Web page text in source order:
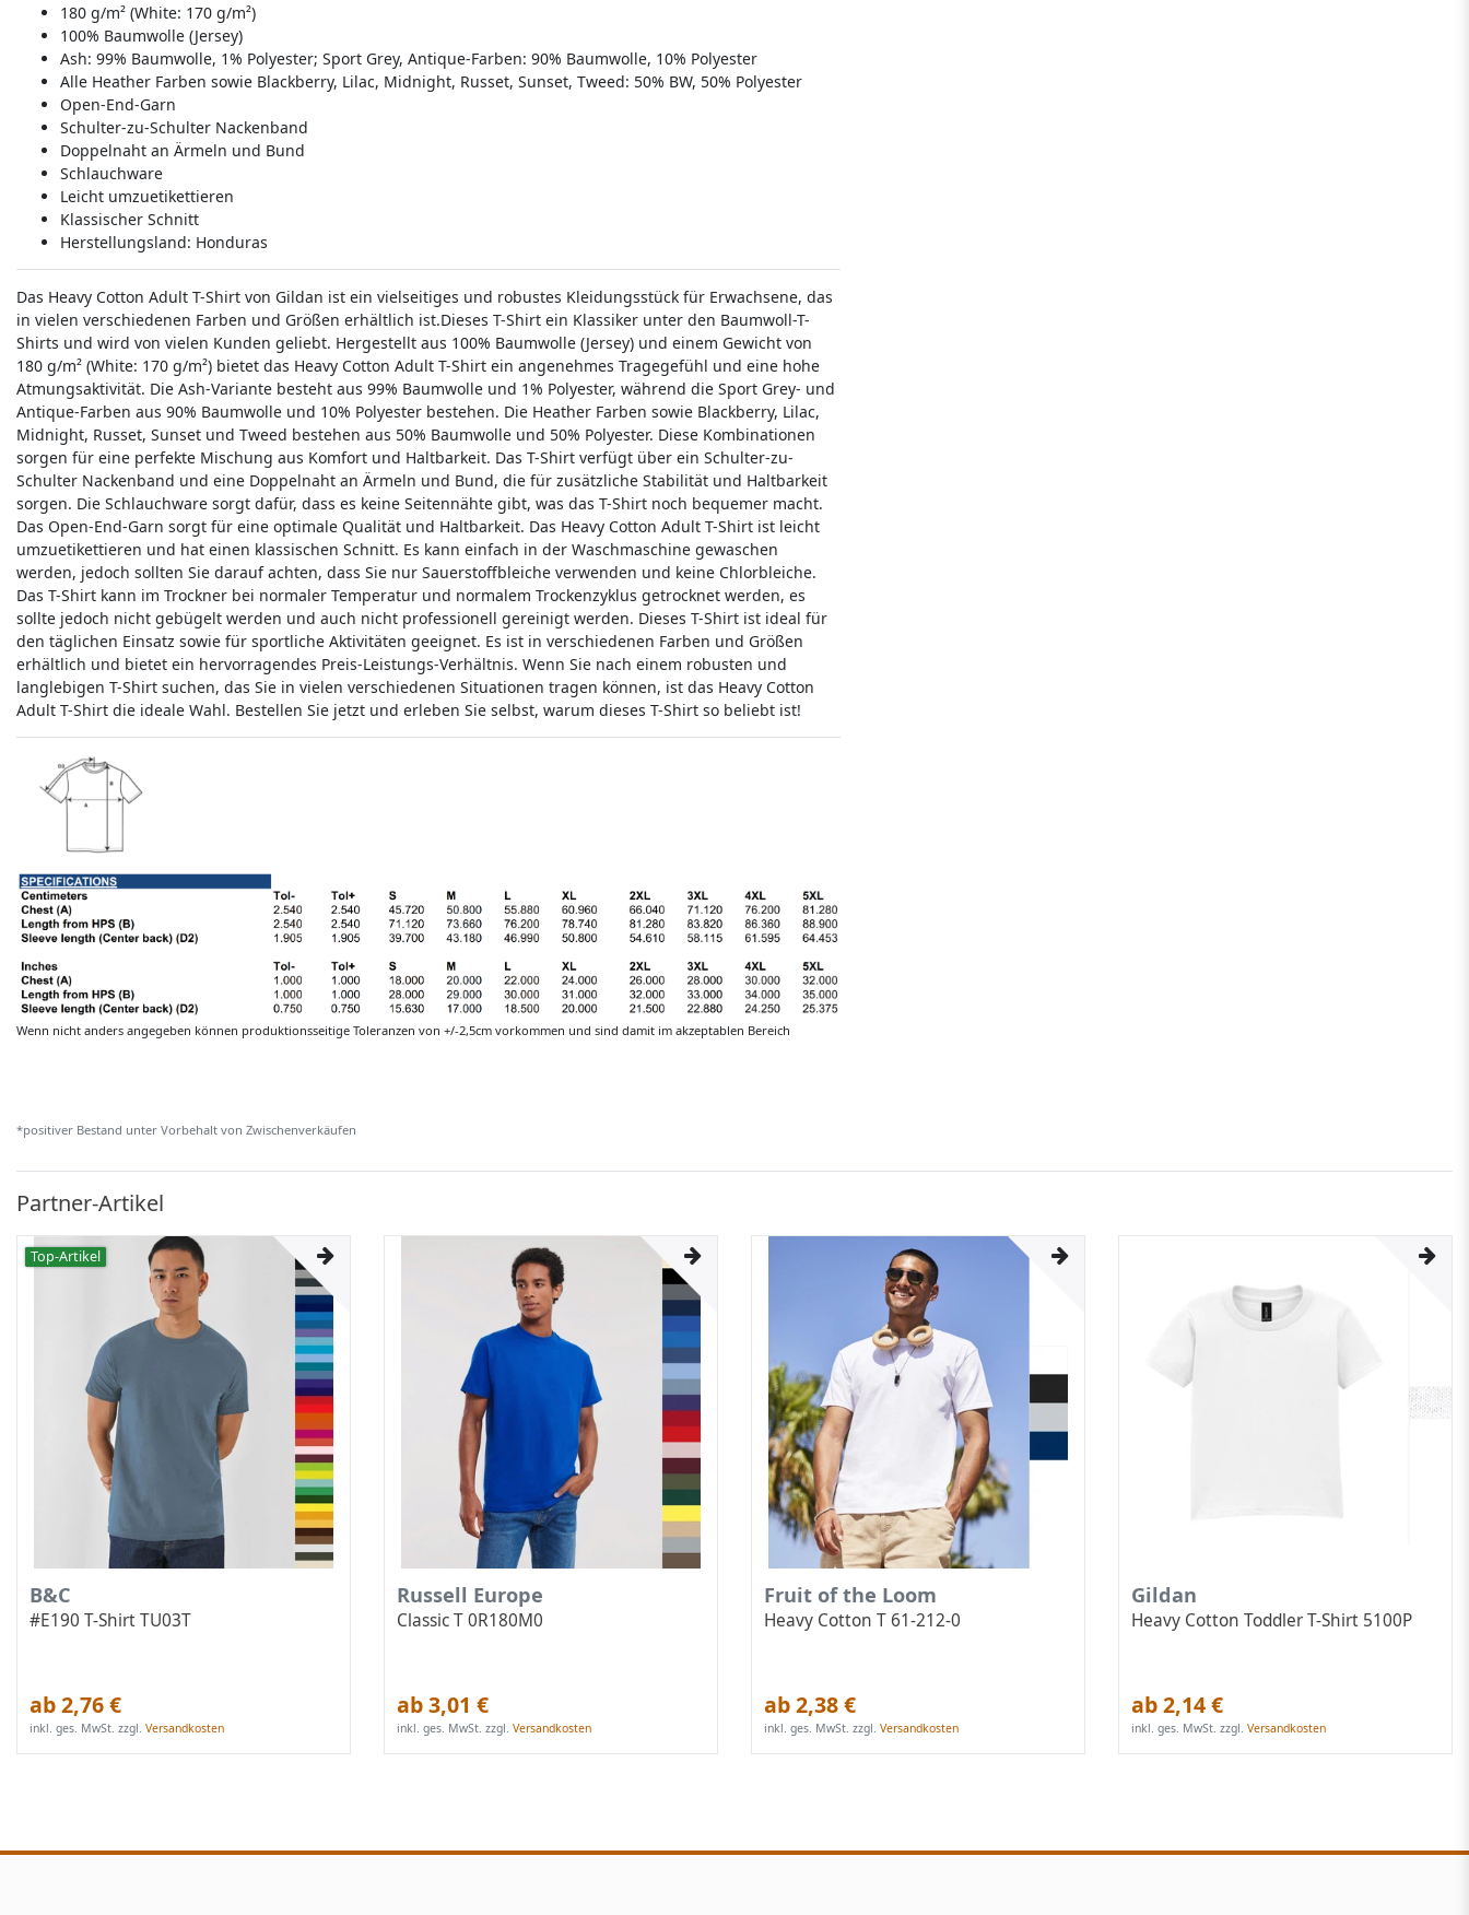
180 g/m² (White: 170 g/m²)
100% Baumwolle (Jersey)
Ash: 99% Baumwolle, 1% Polyester; Sport Grey, Antique-Farben: 90% Baumwolle, 10% Polyester
Alle Heather Farben sowie Blackberry, Lilac, Midnight, Russet, Sunset, Tweed: 50% BW, 50% Polyester
Open-End-Garn
Schulter-zu-Schulter Nackenband
Doppelnaht an Ärmeln und Bund
Schlauchware
Leicht umzuetikettieren
Klassischer Schnitt
Herstellungsland: Honduras
Das Heavy Cotton Adult T-Shirt von Gildan ist ein vielseitiges und robustes Kleidungsstück für Erwachsene, das
in vielen verschiedenen Farben und Größen erhältlich ist.Dieses T-Shirt ein Klassiker unter den Baumwoll-T-
Shirts und wird von vielen Kunden geliebt. Hergestellt aus 100% Baumwolle (Jersey) und einem Gewicht von
180 g/m² (White: 170 g/m²) bietet das Heavy Cotton Adult T-Shirt ein angenehmes Tragegefühl und eine hohe
Atmungsaktivität. Die Ash-Variante besteht aus 99% Baumwolle und 1% Polyester, während die Sport Grey- und
Antique-Farben aus 90% Baumwolle und 10% Polyester bestehen. Die Heather Farben sowie Blackberry, Lilac,
Midnight, Russet, Sunset und Tweed bestehen aus 50% Baumwolle und 50% Polyester. Diese Kombinationen
sorgen für eine perfekte Mischung aus Komfort und Haltbarkeit. Das T-Shirt verfügt über ein Schulter-zu-
Schulter Nackenband und eine Doppelnaht an Ärmeln und Bund, die für zusätzliche Stabilität und Haltbarkeit
sorgen. Die Schlauchware sorgt dafür, dass es keine Seitennähte gibt, was das T-Shirt noch bequemer macht.
Das Open-End-Garn sorgt für eine optimale Qualität und Haltbarkeit. Das Heavy Cotton Adult T-Shirt ist leicht
umzuetikettieren und hat einen klassischen Schnitt. Es kann einfach in der Waschmaschine gewaschen
werden, jedoch sollten Sie darauf achten, dass Sie nur Sauerstoffbleiche verwenden und keine Chlorbleiche.
Das T-Shirt kann im Trockner bei normaler Temperatur und normalem Trockenzyklus getrocknet werden, es
sollte jedoch nicht gebügelt werden und auch nicht professionell gereinigt werden. Dieses T-Shirt ist ideal für
den täglichen Einsatz sowie für sportliche Aktivitäten geeignet. Es ist in verschiedenen Farben und Größen
erhältlich und bietet ein hervorragendes Preis-Leistungs-Verhältnis. Wenn Sie nach einem robusten und
langlebigen T-Shirt suchen, das Sie in vielen verschiedenen Situationen tragen können, ist das Heavy Cotton
Adult T-Shirt die ideale Wahl. Bestellen Sie jetzt und erleben Sie selbst, warum dieses T-Shirt so beliebt ist!
Wenn nicht anders angegeben können produktionsseitige Toleranzen von +/-2,5cm vorkommen und sind damit im akzeptablen Bereich
*positiver Bestand unter Vorbehalt von Zwischenverkäufen
Partner-Artikel
Top-Artikel
B&C
#E190 T-Shirt TU03T
ab 2,76 €
inkl. ges. MwSt. zzgl.Versandkosten
Russell Europe
Classic T 0R180M0
ab 3,01 €
inkl. ges. MwSt. zzgl.Versandkosten
Fruit of the Loom
Heavy Cotton T 61-212-0
ab 2,38 €
inkl. ges. MwSt. zzgl.Versandkosten
Gildan
Heavy Cotton Toddler T-Shirt 5100P
ab 2,14 €
inkl. ges. MwSt. zzgl.Versandkosten